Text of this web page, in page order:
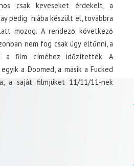
csak keveseket érdekelt, a
pedig hiába készült el, továbbra
mozog. A rendező következő
nem fog csak úgy eltűnni, a
a film címéhez időzítették. A
a Doomed, a másik a Fucked
a saját filmjüket 11/11/11-nek